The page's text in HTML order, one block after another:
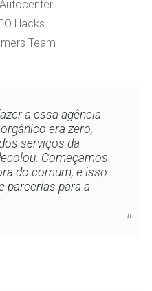
a essa agência
era zero,
serviços da
Começamos
do comum, e isso
parcerias para a